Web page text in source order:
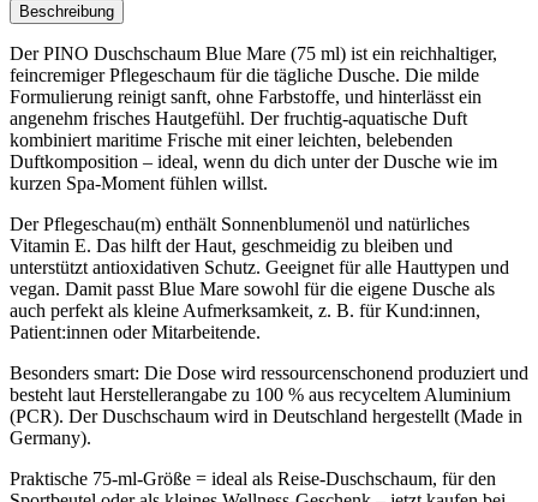
Beschreibung
Der PINO Duschschaum Blue Mare (75 ml) ist ein reichhaltiger,
feincremiger Pflegeschaum für die tägliche Dusche. Die milde
Formulierung reinigt sanft, ohne Farbstoffe, und hinterlässt ein
angenehm frisches Hautgefühl. Der fruchtig-aquatische Duft
kombiniert maritime Frische mit einer leichten, belebenden
Duftkomposition – ideal, wenn du dich unter der Dusche wie im
kurzen Spa-Moment fühlen willst.
Der Pflegeschau(m) enthält Sonnenblumenöl und natürliches
Vitamin E. Das hilft der Haut, geschmeidig zu bleiben und
unterstützt antioxidativen Schutz. Geeignet für alle Hauttypen und
vegan. Damit passt Blue Mare sowohl für die eigene Dusche als
auch perfekt als kleine Aufmerksamkeit, z. B. für Kund:innen,
Patient:innen oder Mitarbeitende.
Besonders smart: Die Dose wird ressourcenschonend produziert und
besteht laut Herstellerangabe zu 100 % aus recyceltem Aluminium
(PCR). Der Duschschaum wird in Deutschland hergestellt (Made in
Germany).
Praktische 75-ml-Größe = ideal als Reise-Duschschaum, für den